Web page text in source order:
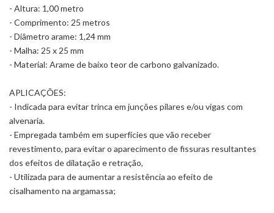
- Altura: 1,00 metro
- Comprimento: 25 metros
- Diâmetro arame: 1,24 mm
- Malha: 25 x 25 mm
- Material: Arame de baixo teor de carbono galvanizado.
APLICAÇÕES:
- Indicada para evitar trinca em junções pilares e/ou vigas com
alvenaria.
- Empregada também em superfícies que vão receber
revestimento, para evitar o aparecimento de fissuras resultantes
dos efeitos de dilatação e retração,
- Utilizada para de aumentar a resistência ao efeito de
cisalhamento na argamassa;